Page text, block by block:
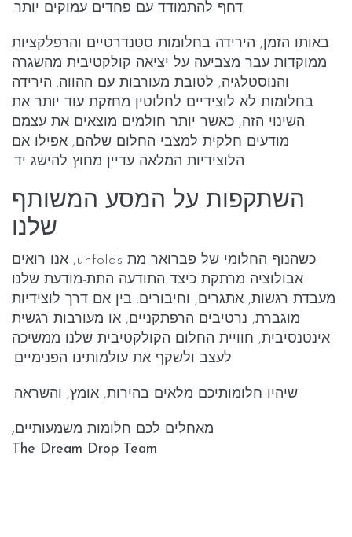
דחף להתמודד עם פחדים עמוקים יותר.
באותו הזמן, הירידה בחלומות סטנדרטיים והרפלקציות
ממוקדות עבר מצביעה על יציאה קולקטיבית מהשגרה
והנוסטלגיה, לטובת מעורבות עם ההווה. הירידה
בחלומות לא לוצידיים לחלוטין מחזקת עוד יותר את
השינוי הזה, כאשר יותר חולמים מוצאים את עצמם
מודעים חלקית למצבי החלום שלהם, אפילו אם
הלוצידיות המלאה עדיין מחוץ להישג יד.
השתקפות על המסע המשותף
שלנו
כשהנוף החלומי של פברואר מת unfolds, אנו רואים
אבולוציה מרתקת כיצד התודעה התת-מודעת שלנו
מעבדת רגשות, אתגרים, וחיבורים. בין אם דרך לוצידיות
מוגברת, נרטיבים הרפתקניים, או מעורבות רגשית
אינטנסיבית, חוויית החלום הקולקטיבית שלנו ממשיכה
לעצב ולשקף את עולמותינו הפנימיים.
שיהיו חלומותיכם מלאים בהירות, אומץ, והשראה.
מאחלים לכם חלומות משמעותיים,
The Dream Drop Team